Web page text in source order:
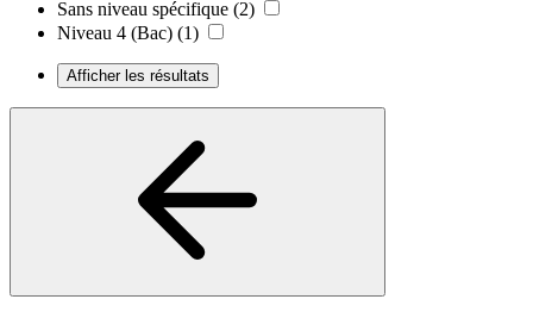
Sans niveau spécifique (2)
Niveau 4 (Bac) (1)
Afficher les résultats